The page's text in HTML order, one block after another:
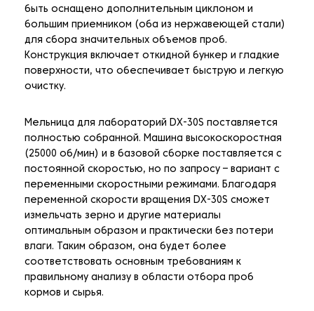
быть оснащено дополнительным циклоном и
большим приемником (оба из нержавеющей стали)
для сбора значительных объемов проб.
Конструкция включает откидной бункер и гладкие
поверхности, что обеспечивает быструю и легкую
очистку.
Мельница для лабораторий DX-30S поставляется
полностью собранной. Машина высокоскоростная
(25000 об/мин) и в базовой сборке поставляется с
постоянной скоростью, но по запросу – вариант с
переменными скоростными режимами. Благодаря
переменной скорости вращения DX-30S сможет
измельчать зерно и другие материалы
оптимальным образом и практически без потери
влаги. Таким образом, она будет более
соответствовать основным требованиям к
правильному анализу в области отбора проб
кормов и сырья.